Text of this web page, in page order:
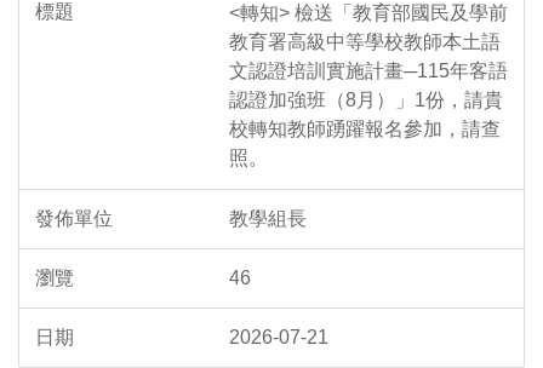
<轉知> 檢送「教育部國民及學前
教育署高級中等學校教師本土語
文認證培訓實施計畫─115年客語
認證加強班（8月）」1份，請貴
校轉知教師踴躍報名參加，請查
照。
教學組長
46
2026-07-21